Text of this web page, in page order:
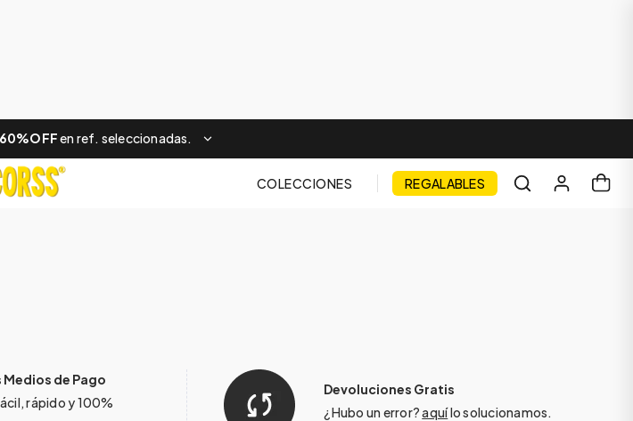
60%OFFen ref. seleccionadas.
COLECCIONES REGALABLES
de Pago
rápido y 100%
Devoluciones Gratis
¿Hubo un error?aquílo solucionamos.